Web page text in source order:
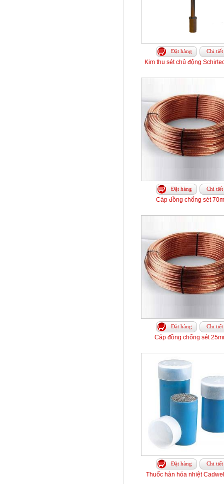
Đặt hàng Chi tiết
Kim thu sét chủ động
Đặt hàng Chi tiết
Cáp đồng chống sét
Đặt hàng Chi tiết
Cáp đồng chống sét
Đặt hàng Chi tiết
Thuốc hàn hóa nhiệt